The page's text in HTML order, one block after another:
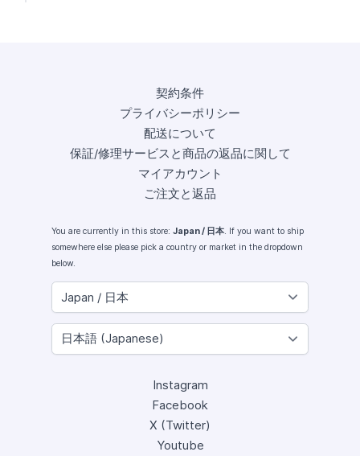
契約条件
プライバシーポリシー
配送について
保証/修理サービスと商品の返品に関して
マイアカウント
ご注文と返品
You are currently in this store: Japan / 日本. If you want to ship
somewhere else please pick a country or market in the dropdown
below.
Instagram
Facebook
X (Twitter)
Youtube